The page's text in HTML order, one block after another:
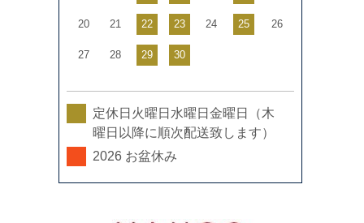
20 21 22 23 24 25 26
27 28 29 30
定休日火曜日水曜日金曜日（木
曜日以降に順次配送致します）
2026 お盆休み